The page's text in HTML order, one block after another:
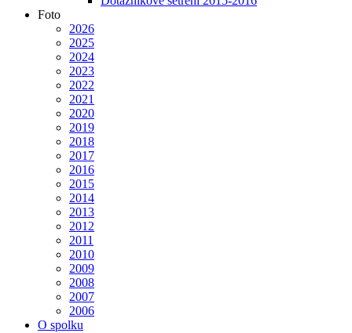
Foto
2026
2025
2024
2023
2022
2021
2020
2019
2018
2017
2016
2015
2014
2013
2012
2011
2010
2009
2008
2007
2006
O spolku